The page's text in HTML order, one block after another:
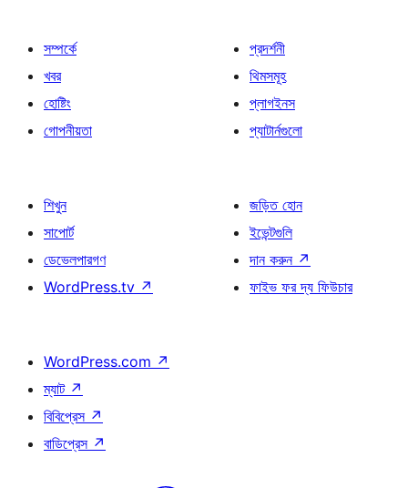
সম্পর্কে
খবর
হোষ্টিং
গোপনীয়তা
প্রদর্শনী
থিমসমূহ
প্লাগইনস
প্যাটার্নগুলো
শিখুন
সাপোর্ট
ডেভেলপারগণ
WordPress.tv ↗
জড়িত হোন
ইভেন্টগুলি
দান করুন ↗
ফাইভ ফর দ্য ফিউচার
WordPress.com ↗
ম্যাট ↗
বিবিপ্রেস ↗
বাডিপ্রেস ↗